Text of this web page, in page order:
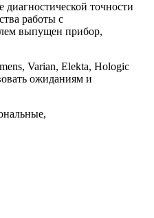
точности
работы с
выпущен прибор,
Varian, Elekta, Hologic
ожиданиям и